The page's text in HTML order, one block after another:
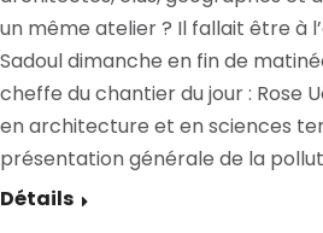
un même atelier ? Il fallait être à
Sadoul dimanche en fin de
cheffe du chantier du jour : Rose
en architecture et en sciences
présentation générale de la
Détails